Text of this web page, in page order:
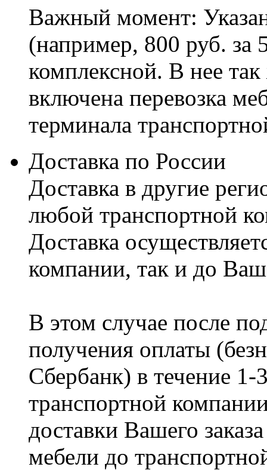
Важный момент:
(например, 800 руб. за
комплексной. В нее
включена перевозка
терминала
Доставка по России
Доставка в другие
любой транспортной
Доставка
компании, так и до
В этом случае после
получения оплаты
Сбербанк) в течение
транспортной
доставки Вашего
мебели до